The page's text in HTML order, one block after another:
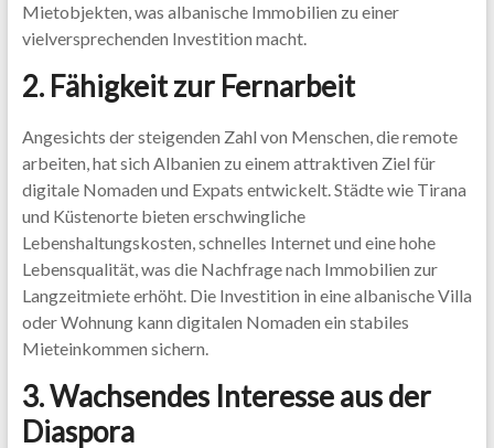
Mietobjekten, was albanische Immobilien zu einer
vielversprechenden Investition macht.
2. Fähigkeit zur Fernarbeit
Angesichts der steigenden Zahl von Menschen, die remote
arbeiten, hat sich Albanien zu einem attraktiven Ziel für
digitale Nomaden und Expats entwickelt. Städte wie Tirana
und Küstenorte bieten erschwingliche
Lebenshaltungskosten, schnelles Internet und eine hohe
Lebensqualität, was die Nachfrage nach Immobilien zur
Langzeitmiete erhöht. Die Investition in eine albanische Villa
oder Wohnung kann digitalen Nomaden ein stabiles
Mieteinkommen sichern.
3. Wachsendes Interesse aus der
Diaspora